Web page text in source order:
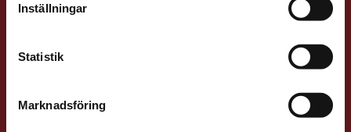
Inställningar
Statistik
Marknadsföring